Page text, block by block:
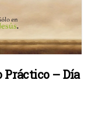
Práctico – Día